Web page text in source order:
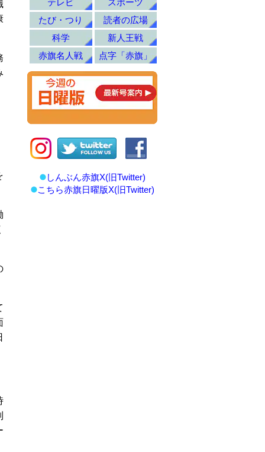
テレビ
スポーツ
たび・つり
読者の広場
科学
新人王戦
赤旗名人戦
点字「赤旗」
しんぶん赤旗X(旧Twitter)
こちら赤旗日曜版X(旧Twitter)